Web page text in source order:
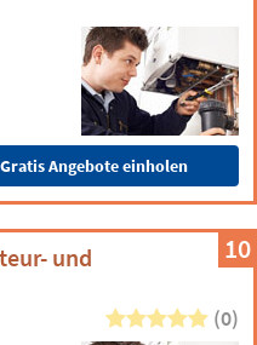
Gratis Angebote einholen
10
und
(0)